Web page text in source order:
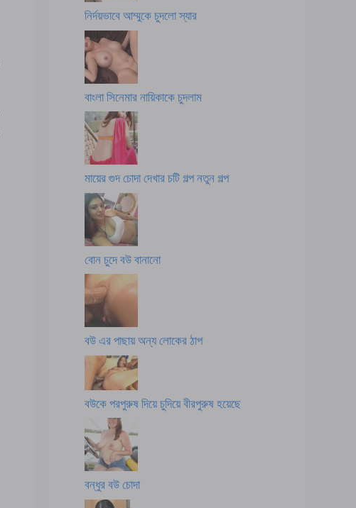
নির্দয়ভাবে আম্মুকে চুদলো স্যার
বাংলা সিনেমার নায়িকাকে চুদলাম
মায়ের গুদ চোদা দেখার চটি গল্প নতুন গল্প
বোন চুদে বউ বানানো
বউ এর পাছায় অন্য লোকের ঠাপ
বউকে পরপুরুষ দিয়ে চুদিয়ে বীরপুরুষ হয়েছে
বন্ধুর বউ চোদা